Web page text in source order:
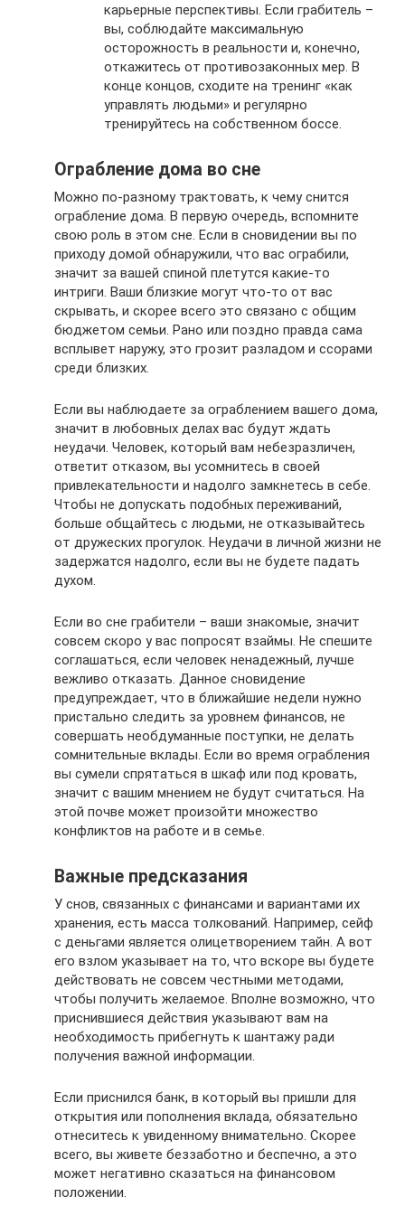
карьерные перспективы. Если грабитель –
вы, соблюдайте максимальную
осторожность в реальности и, конечно,
откажитесь от противозаконных мер. В
конце концов, сходите на тренинг «как
управлять людьми» и регулярно
тренируйтесь на собственном боссе.
Ограбление дома во сне
Можно по-разному трактовать, к чему снится
ограбление дома. В первую очередь, вспомните
свою роль в этом сне. Если в сновидении вы по
приходу домой обнаружили, что вас ограбили,
значит за вашей спиной плетутся какие-то
интриги. Ваши близкие могут что-то от вас
скрывать, и скорее всего это связано с общим
бюджетом семьи. Рано или поздно правда сама
всплывет наружу, это грозит разладом и ссорами
среди близких.
Если вы наблюдаете за ограблением вашего дома,
значит в любовных делах вас будут ждать
неудачи. Человек, который вам небезразличен,
ответит отказом, вы усомнитесь в своей
привлекательности и надолго замкнетесь в себе.
Чтобы не допускать подобных переживаний,
больше общайтесь с людьми, не отказывайтесь
от дружеских прогулок. Неудачи в личной жизни не
задержатся надолго, если вы не будете падать
духом.
Если во сне грабители – ваши знакомые, значит
совсем скоро у вас попросят взаймы. Не спешите
соглашаться, если человек ненадежный, лучше
вежливо отказать. Данное сновидение
предупреждает, что в ближайшие недели нужно
пристально следить за уровнем финансов, не
совершать необдуманные поступки, не делать
сомнительные вклады. Если во время ограбления
вы сумели спрятаться в шкаф или под кровать,
значит с вашим мнением не будут считаться. На
этой почве может произойти множество
конфликтов на работе и в семье.
Важные предсказания
У снов, связанных с финансами и вариантами их
хранения, есть масса толкований. Например, сейф
с деньгами является олицетворением тайн. А вот
его взлом указывает на то, что вскоре вы будете
действовать не совсем честными методами,
чтобы получить желаемое. Вполне возможно, что
приснившиеся действия указывают вам на
необходимость прибегнуть к шантажу ради
получения важной информации.
Если приснился банк, в который вы пришли для
открытия или пополнения вклада, обязательно
отнеситесь к увиденному внимательно. Скорее
всего, вы живете беззаботно и беспечно, а это
может негативно сказаться на финансовом
положении.